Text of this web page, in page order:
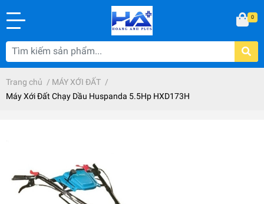
0
Trang chủ / MÁY XỚI ĐẤT /
Máy Xới Đất Chạy Dầu Huspanda 5.5Hp HXD173H